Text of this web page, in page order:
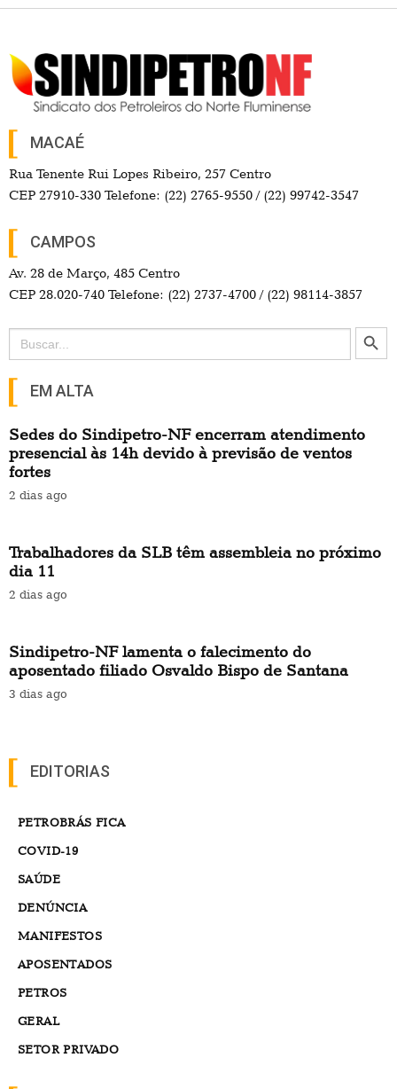
MACAÉ
Rua Tenente Rui Lopes Ribeiro, 257 Centro
CEP 27910-330 Telefone: (22) 2765-9550 / (22) 99742-3547
CAMPOS
Av. 28 de Março, 485 Centro
CEP 28.020-740 Telefone: (22) 2737-4700 / (22) 98114-3857
Search
for:
Search Button
EM ALTA
Sedes do Sindipetro-NF encerram atendimento
presencial às 14h devido à previsão de ventos
fortes
2 dias ago
Trabalhadores da SLB têm assembleia no próximo
dia 11
2 dias ago
Sindipetro-NF lamenta o falecimento do
aposentado filiado Osvaldo Bispo de Santana
3 dias ago
EDITORIAS
PETROBRÁS FICA
COVID-19
SAÚDE
DENÚNCIA
MANIFESTOS
APOSENTADOS
PETROS
GERAL
SETOR PRIVADO